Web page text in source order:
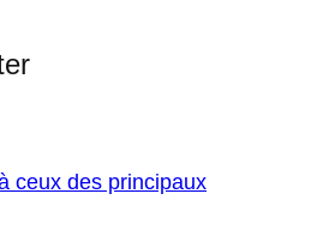
ceux des principaux